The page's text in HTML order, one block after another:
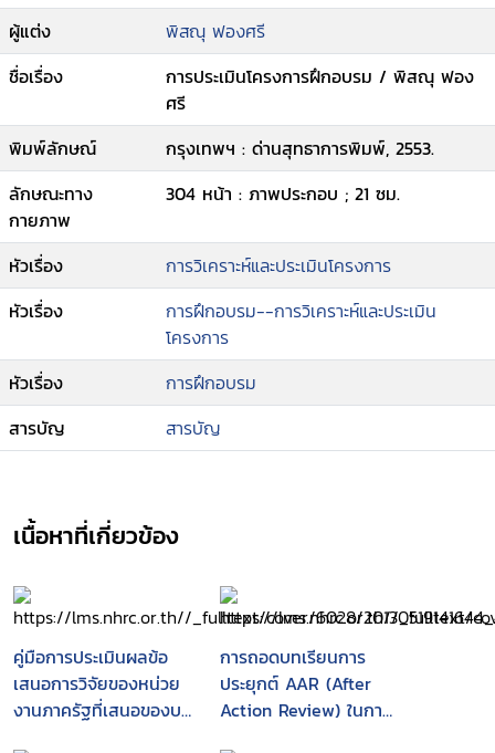
ผู้แต่ง
พิสณุ ฟองศรี
ชื่อเรื่อง
การประเมินโครงการฝึกอบรม / พิสณุ ฟอง
ศรี
พิมพ์ลักษณ์
กรุงเทพฯ : ด่านสุทธาการพิมพ์, 2553.
ลักษณะทาง
กายภาพ
304 หน้า : ภาพประกอบ ; 21 ซม.
หัวเรื่อง
การวิเคราะห์และประเมินโครงการ
หัวเรื่อง
การฝึกอบรม--การวิเคราะห์และประเมิน
โครงการ
หัวเรื่อง
การฝึกอบรม
สารบัญ
สารบัญ
เนื้อหาที่เกี่ยวข้อง
คู่มือการประเมินผลข้อ
เสนอการวิจัยของหน่วย
งานภาครัฐที่เสนอของบ
การถอดบทเรียนการ
ประยุกต์ AAR (After
Action Review) ในการ